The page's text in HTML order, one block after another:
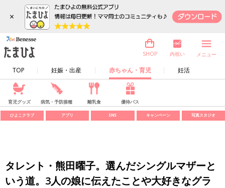
×
TOP 妊娠・出産 赤ちゃん・育児 妊活
SHOP 内祝い メニュー
育児グッズ 病気・予防接種 離乳食 優待パス
ひよこクラブ アプリ SNS キャンペーン 写真スタジオ
タレント・熊田曜子。選んだシングルマザーと
いう道。3人の娘に伝えたことや大好きなグラ